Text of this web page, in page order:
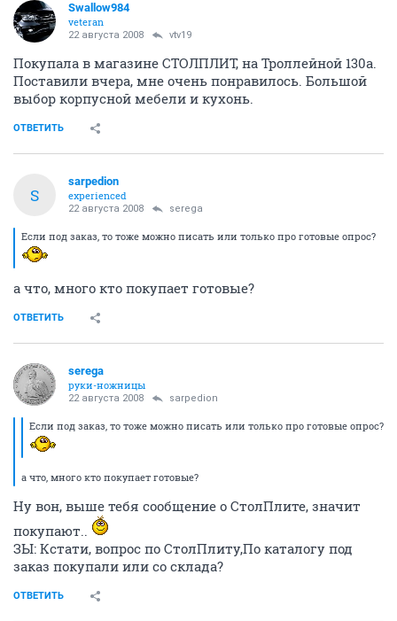
Swallow984
veteran
22 августа 2008 vtv19
Покупала в магазине СТОЛПЛИТ, на Троллейной 130а.
Поставили вчера, мне очень понравилось. Большой
выбор корпусной мебели и кухонь.
ОТВЕТИТЬ
S
sarpedion
experienced
22 августа 2008 serega
Если под заказ, то тоже можно писать или только про готовые опрос?
а что, много кто покупает готовые?
ОТВЕТИТЬ
serega
руки-ножницы
22 августа 2008 sarpedion
Если под заказ, то тоже можно писать или только про готовые опрос?
а что, много кто покупает готовые?
Ну вон, выше тебя сообщение о СтолПлите, значит
покупают..
ЗЫ: Кстати, вопрос по СтолПлиту,По каталогу под
заказ покупали или со склада?
ОТВЕТИТЬ